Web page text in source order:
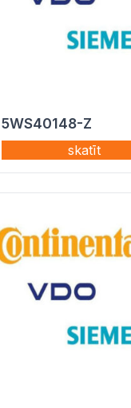
5WS40148-Z
skatīt